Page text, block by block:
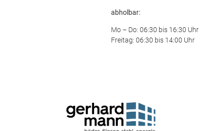
abholbar:
Mo – Do: 06:30 bis 16:30 Uhr
Freitag: 06:30 bis 14:00 Uhr